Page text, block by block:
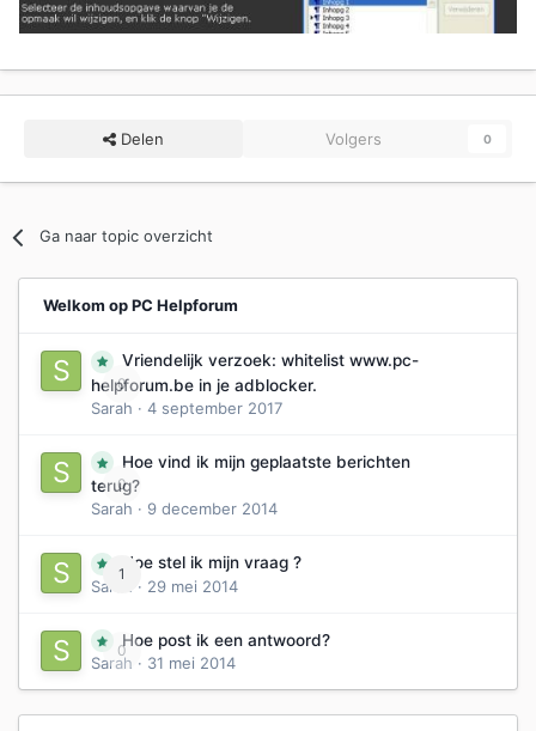
Delen Volgers 0
Ga naar topic overzicht
Welkom op PC Helpforum
0
Vriendelijk verzoek: whitelist www.pc-
helpforum.be in je adblocker.
Sarah · 4 september 2017
0
Hoe vind ik mijn geplaatste berichten
terug?
Sarah · 9 december 2014
1
Hoe stel ik mijn vraag ?
Sarah
· 29 mei 2014
0
Hoe post ik een antwoord?
Sarah · 31 mei 2014